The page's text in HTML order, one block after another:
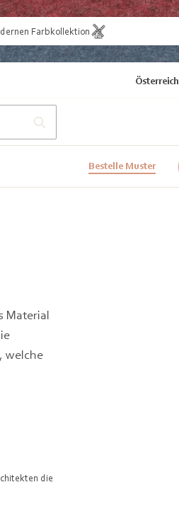
Farbkollektion
Österreich
Bestelle Muster
Material
welche
die